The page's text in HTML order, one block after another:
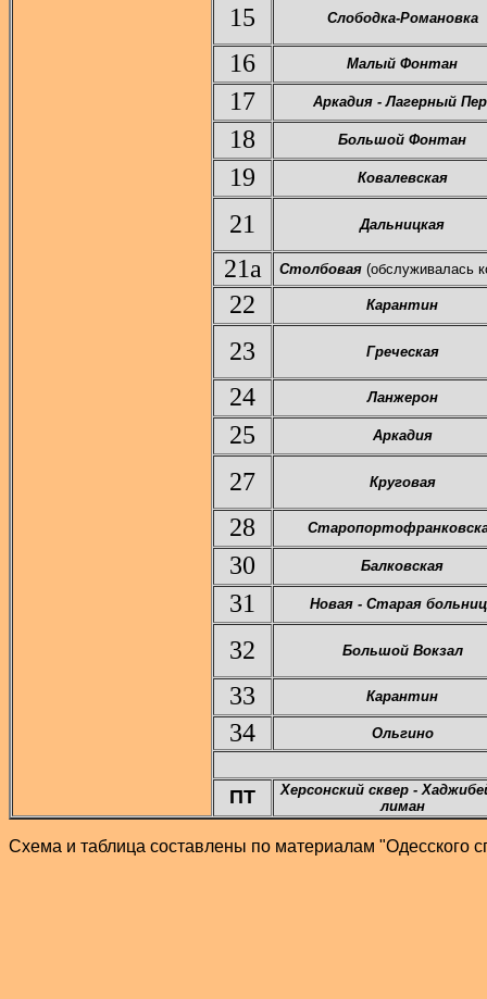
15 Слободка-Романовка
16 Малый Фонтан
17 Аркадия - Лагерный
18 Большой Фонтан
19 Ковалевская
21 Дальницкая
21а Столбовая(обслуживалась
22 Карантин
23 Греческая
24 Ланжерон
25 Аркадия
27 Круговая
28
30 Балковская
31 Новая - Старая
32 Большой Вокзал
33 Карантин
34 Ольгино
ПТ
Херсонский сквер -
лиман
Схема и таблица составлены по материалам "Одесского